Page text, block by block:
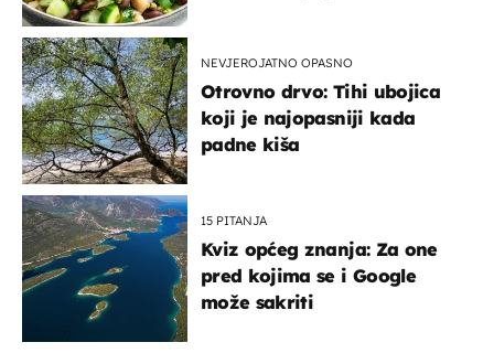
NEVJEROJATNO OPASNO
Otrovno drvo: Tihi ubojica
koji je najopasniji kada
padne kiša
15 PITANJA
Kviz općeg znanja: Za one
pred kojima se i Google
može sakriti